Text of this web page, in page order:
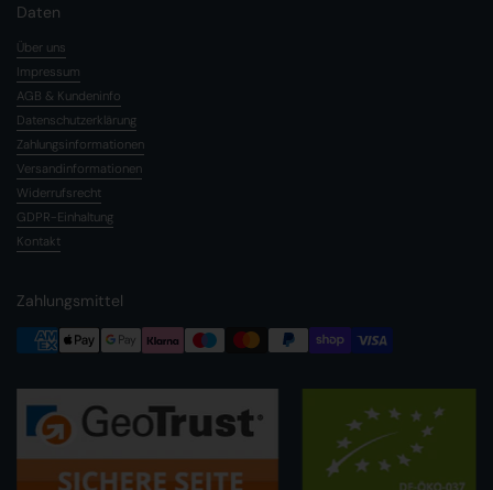
Daten
Über uns
Impressum
AGB & Kundeninfo
Datenschutzerklärung
Zahlungsinformationen
Versandinformationen
Widerrufsrecht
GDPR-Einhaltung
Kontakt
Zahlungsmittel